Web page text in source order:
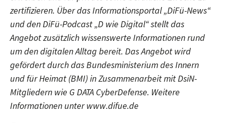
zertifizieren. Über das Informationsportal „DiFü-News“
und den DiFü-Podcast „D wie Digital“ stellt das
Angebot zusätzlich wissenswerte Informationen rund
um den digitalen Alltag bereit. Das Angebot wird
gefördert durch das Bundesministerium des Innern
und für Heimat (BMI) in Zusammenarbeit mit DsiN-
Mitgliedern wie G DATA CyberDefense. Weitere
Informationen unter www.difue.de